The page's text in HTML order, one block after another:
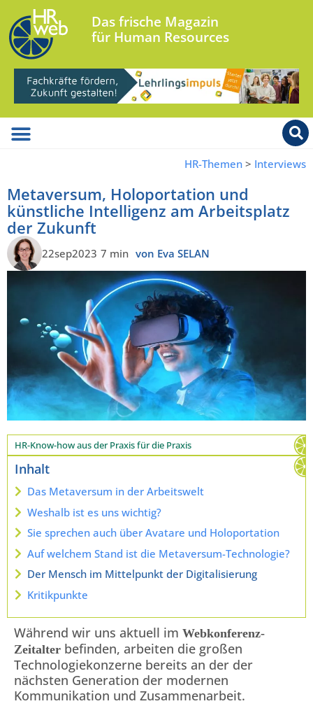
Das frische Magazin
für Human Resources
HR-Themen > Interviews
Metaversum, Holoportation und
künstliche Intelligenz am Arbeitsplatz
der Zukunft
22sep2023 7 min von Eva SELAN
HR-Know-how aus der Praxis für die Praxis
Inhalt
Das Metaversum in der Arbeitswelt
Weshalb ist es uns wichtig?
Sie sprechen auch über Avatare und Holoportation
Auf welchem Stand ist die Metaversum-Technologie?
Der Mensch im Mittelpunkt der Digitalisierung
Kritikpunkte
Während wir uns aktuell im Webkonferenz-
Zeitalter befinden, arbeiten die großen
Technologiekonzerne bereits an der der
nächsten Generation der modernen
Kommunikation und Zusammenarbeit.